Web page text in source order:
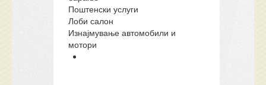
Поштенски услуги
Лоби салон
Изнајмување автомобили и
мотори